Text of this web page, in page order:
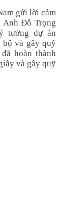
gửi lời cảm
Anh Đỗ Trọng
tưởng dự án
bộ và gây quỹ
hoàn thành
và gây quỹ